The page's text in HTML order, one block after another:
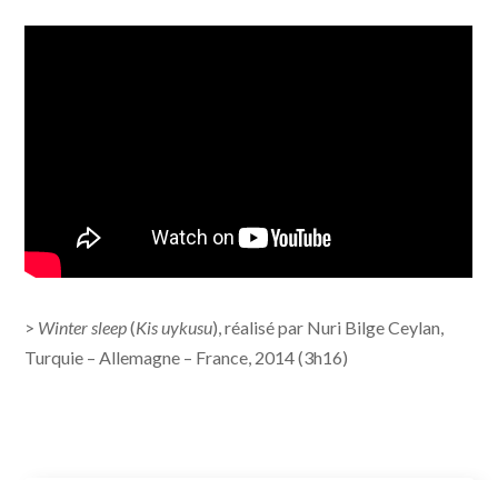
> Winter sleep(Kis uykusu), réalisé par Nuri Bilge Ceylan,
Turquie – Allemagne – France, 2014 (3h16)